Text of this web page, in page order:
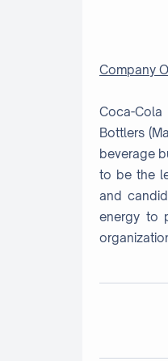
Company
Coca-Cola
Bottlers
beverage
to be the
and
energy to